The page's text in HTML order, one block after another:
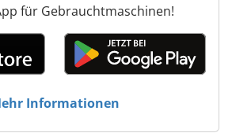
für Gebrauchtmaschinen!
Informationen